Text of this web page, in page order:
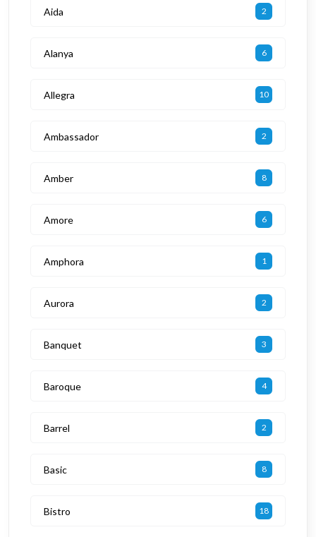
Aida 2
Alanya 6
Allegra 10
Ambassador 2
Amber 8
Amore 6
Amphora 1
Aurora 2
Banquet 3
Baroque 4
Barrel 2
Basic 8
Bistro 18